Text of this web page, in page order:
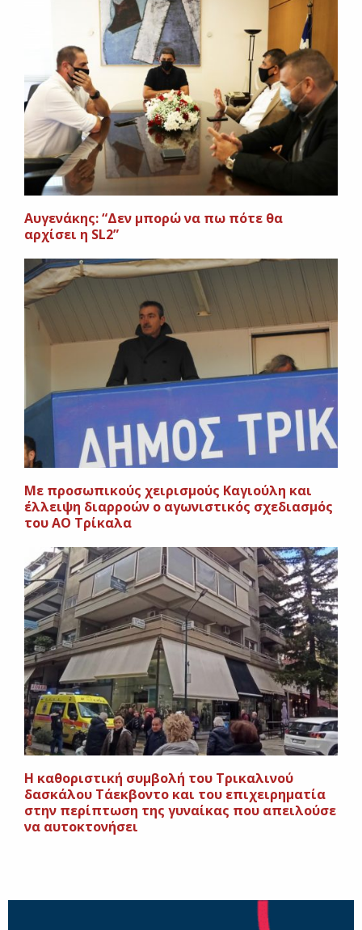
Αυγενάκης: “Δεν μπορώ να πω πότε θα
αρχίσει η SL2”
Με προσωπικούς χειρισμούς Καγιούλη και
έλλειψη διαρροών ο αγωνιστικός σχεδιασμός
του ΑΟ Τρίκαλα
H καθοριστική συμβολή του Τρικαλινού
δασκάλου Τάεκβοντο και του επιχειρηματία
στην περίπτωση της γυναίκας που απειλούσε
να αυτοκτονήσει